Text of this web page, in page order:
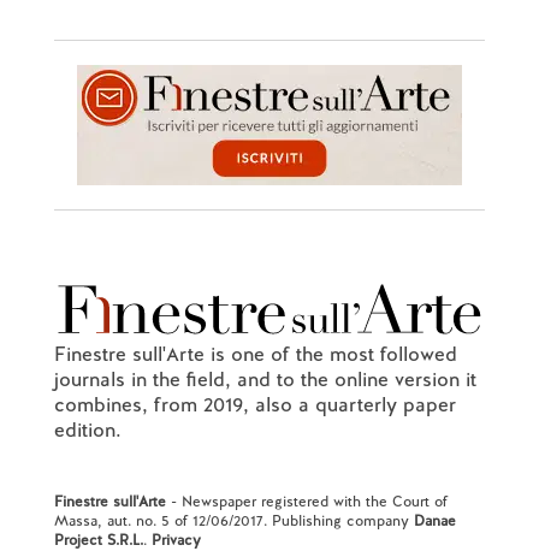
Finestre sull'Arte is one of the most followed
journals in the field, and to the online version it
combines, from 2019, also a quarterly paper
edition.
Finestre sull'Arte- Newspaper registered with the Court of
Massa, aut. no. 5 of 12/06/2017. Publishing company Danae
Project S.R.L.. Privacy